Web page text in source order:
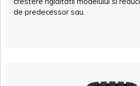
de predecessor sau.